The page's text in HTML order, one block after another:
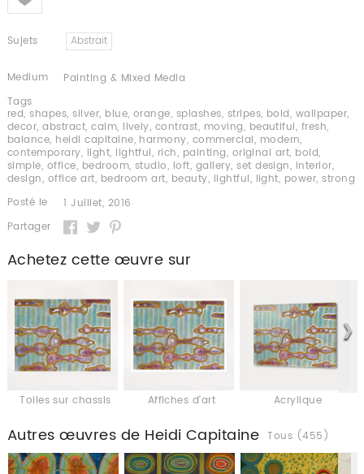
Sujets Abstrait
Medium
Painting & Mixed Media
Tags
red,shapes,silver, blue, orange, splashes, stripes, bold, wallpaper,
decor,abstract,calm, lively, contrast, moving, beautiful, fresh,
balance, heidi capitaine, harmony, commercial, modern,
contemporary, light, lightful, rich, painting, original art, bold,
simple, office, bedroom,studio, loft, gallery,set design, interior,
design, office art, bedroom art, beauty, lightful, light, power,strong
Posté le
1 Juillet, 2016
Partager
Achetez cette œuvre sur
Toiles sur chassis Affiches d'art Acrylique
Autres œuvres de Heidi Capitaine Tous (455)